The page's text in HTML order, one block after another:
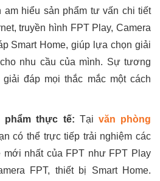
am hiểu sản phẩm tư vấn chi tiết
truyền hình FPT Play, Camera
Smart Home, giúp lựa chọn giải
nhu cầu của mình. Sự tương
đáp mọi thắc mắc một cách
phẩm thực tế: Tại văn phòng
có thể trực tiếp trải nghiệm các
mới nhất của FPT như FPT Play
FPT, thiết bị Smart Home.